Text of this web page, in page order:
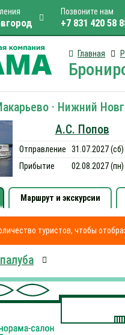
Позвоните нам
+7 831 420 58
Главная
· Нижний
А.С. Попов
Отправление
31.07.2027
Прибытие
02.08.2027
Маршрут и экскурсии
туристов, чтобы